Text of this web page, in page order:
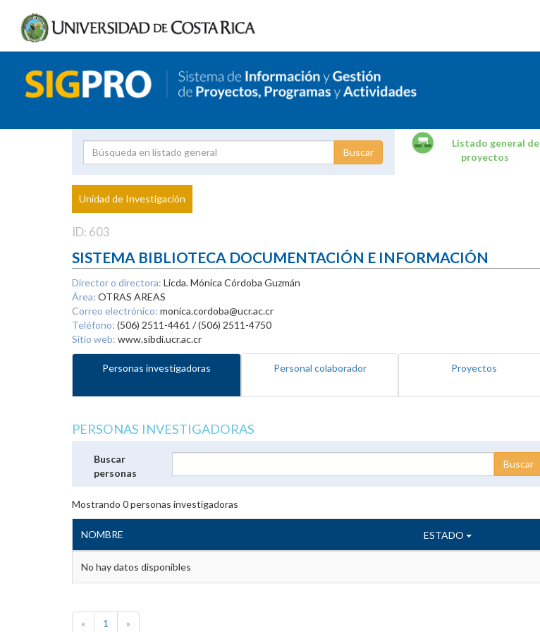
Proyecto
Investigador
Listado general de
proyectos
Unidad de Investigación
ID: 603
SISTEMA BIBLIOTECA DOCUMENTACIÓN E INFORMACIÓN
Director o directora: Licda. Mónica Córdoba Guzmán
Área: OTRAS AREAS
Correo electrónico: monica.cordoba@ucr.ac.cr
Teléfono: (506) 2511-4461 / (506) 2511-4750
Sitio web: www.sibdi.ucr.ac.cr
Personas investigadoras Personal colaborador Proyectos
PERSONAS INVESTIGADORAS
Buscar
personas
Mostrando 0personas investigadoras
NOMBRE ESTADO
No hay datos disponibles
« 1 »